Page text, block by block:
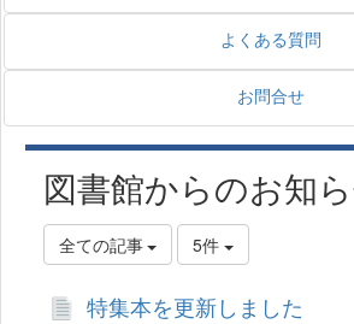
よくある質問
お問合せ
図書館からのお知
全ての記事 5件
特集本を更新しました